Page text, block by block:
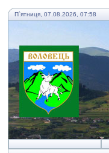
П`ятниця, 07.08.2026, 07:58